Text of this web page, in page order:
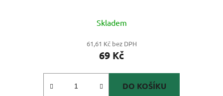
Skladem
61,61 Kč bez DPH
69 Kč
DO KOŠÍKU